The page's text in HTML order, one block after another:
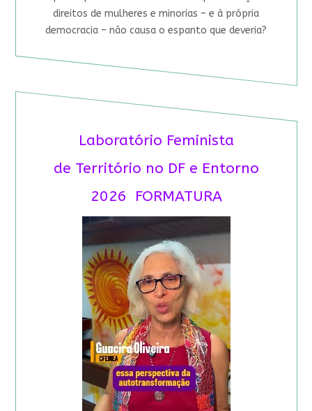
direitos de mulheres e minorias – e à própria
democracia – não causa o espanto que deveria?
Laboratório Feminista
de Território no DF e Entorno
2026 FORMATURA